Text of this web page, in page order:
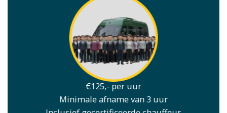
€125,- per uur
Minimale afname van 3 uur